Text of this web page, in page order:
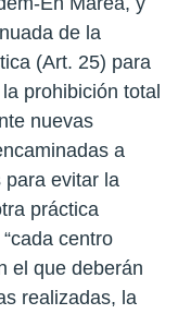
de la
(Art. 25) para
prohibición total
nuevas
a
evitar la
práctica
centro
el que deberán
realizadas, la